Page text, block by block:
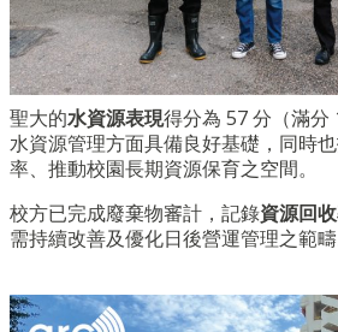
聖大的水資源表現得分為 57 分（滿分
水資源管理方面具備良好基礎，同時
率、推動校園長期資源保育之空間。
校方已完成廢棄物審計，記錄資源回
需持續改善及優化日後營運管理之範疇